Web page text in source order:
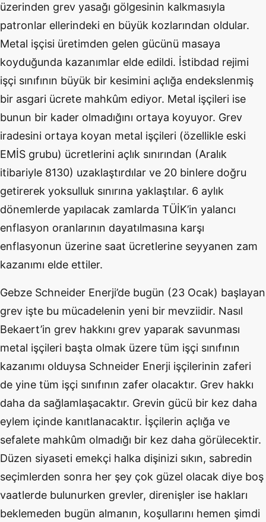
üzerinden grev yasağı gölgesinin kalkmasıyla
patronlar ellerindeki en büyük kozlarından oldular.
Metal işçisi üretimden gelen gücünü masaya
koyduğunda kazanımlar elde edildi. İstibdad rejimi
işçi sınıfının büyük bir kesimini açlığa endekslenmiş
bir asgari ücrete mahkûm ediyor. Metal işçileri ise
bunun bir kader olmadığını ortaya koyuyor. Grev
iradesini ortaya koyan metal işçileri (özellikle eski
EMİS grubu) ücretlerini açlık sınırından (Aralık
itibariyle 8130) uzaklaştırdılar ve 20 binlere doğru
getirerek yoksulluk sınırına yaklaştılar. 6 aylık
dönemlerde yapılacak zamlarda TÜİK’in yalancı
enflasyon oranlarının dayatılmasına karşı
enflasyonun üzerine saat ücretlerine seyyanen zam
kazanımı elde ettiler.
Gebze Schneider Enerji’de bugün (23 Ocak) başlayan
grev işte bu mücadelenin yeni bir mevziidir. Nasıl
Bekaert’in grev hakkını grev yaparak savunması
metal işçileri başta olmak üzere tüm işçi sınıfının
kazanımı olduysa Schneider Enerji işçilerinin zaferi
de yine tüm işçi sınıfının zafer olacaktır. Grev hakkı
daha da sağlamlaşacaktır. Grevin gücü bir kez daha
eylem içinde kanıtlanacaktır. İşçilerin açlığa ve
sefalete mahkûm olmadığı bir kez daha görülecektir.
Düzen siyaseti emekçi halka dişinizi sıkın, sabredin
seçimlerden sonra her şey çok güzel olacak diye boş
vaatlerde bulunurken grevler, direnişler ise hakları
beklemeden bugün almanın, koşullarını hemen şimdi